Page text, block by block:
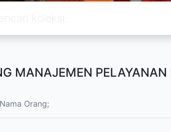
MANAJEMEN PELAYANAN
Orang;